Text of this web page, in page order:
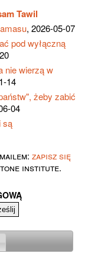
Tawil
, 2026-05-07
pod wyłączną
nie wierzą w
14
żeby zabić
04
są
zapisz się
institute.